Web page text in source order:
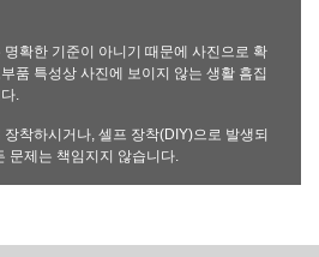
확한 기준이 아니기 때문에 사진으로 확
품 특성상 사진에 보이지 않는 생활 흠집
.
착하시거나, 셀프 장착(DIY)으로 발생되
문제는 책임지지 않습니다.